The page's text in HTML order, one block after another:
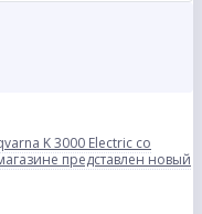
K 3000 Electric со
представлен новый